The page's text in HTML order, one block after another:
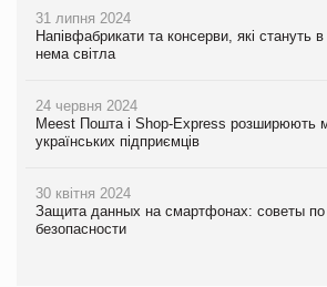
31 липня 2024
Напівфабрикати та консерви, які стануть
нема світла
24 червня 2024
Meest Пошта і Shop-Express розширюють
українських підприємців
30 квітня 2024
Защита данных на смартфонах: советы
безопасности